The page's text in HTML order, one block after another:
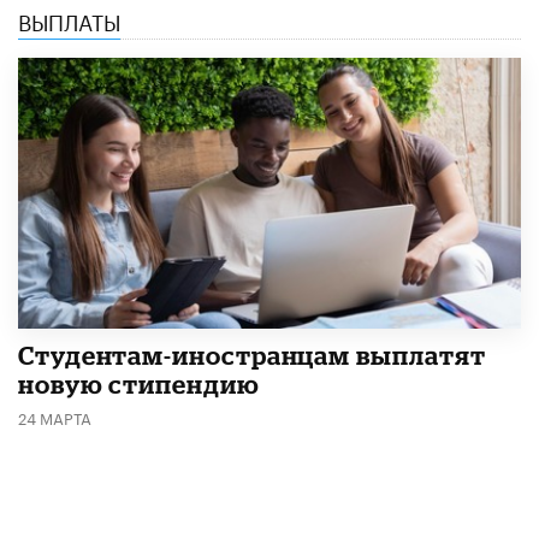
ВЫПЛАТЫ
Студентам-иностранцам выплатят
новую стипендию
24 МАРТА